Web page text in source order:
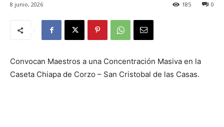
8 junio, 2026 0
185
Convocan Maestros a una Concentración Masiva en la
Caseta Chiapa de Corzo – San Cristobal de las Casas.